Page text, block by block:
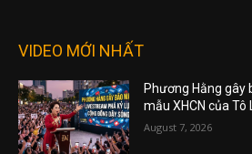
VIDEO MỚI NHẤT
Phương Hằng gây
mẫu XHCN của Tô
August 7, 2026